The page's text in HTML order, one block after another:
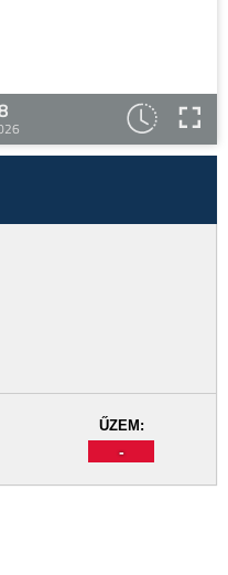
ŰZEM:
-